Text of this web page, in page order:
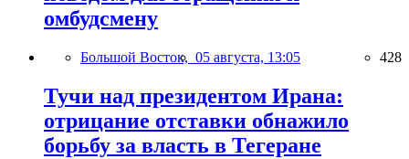
омбудсмену
Большой Восток, 05 августа, 13:05 428
Тучи над президентом Ирана:
отрицание отставки обнажило
борьбу за власть в Тегеране